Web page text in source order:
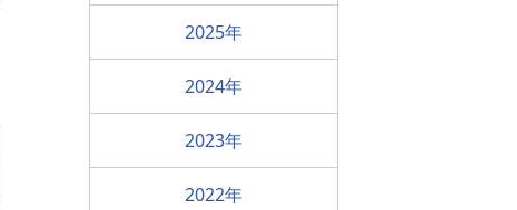
2025
2024
2023
2022